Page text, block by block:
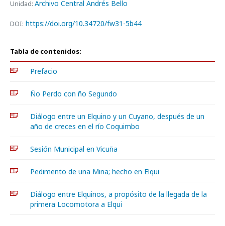
Unidad: Archivo Central Andrés Bello
DOI: https://doi.org/10.34720/fw31-5b44
Tabla de contenidos:
Prefacio
Ño Perdo con ño Segundo
Diálogo entre un Elquino y un Cuyano, después de un
año de creces en el río Coquimbo
Sesión Municipal en Vicuña
Pedimento de una Mina; hecho en Elqui
Diálogo entre Elquinos, a propósito de la llegada de la
primera Locomotora a Elqui